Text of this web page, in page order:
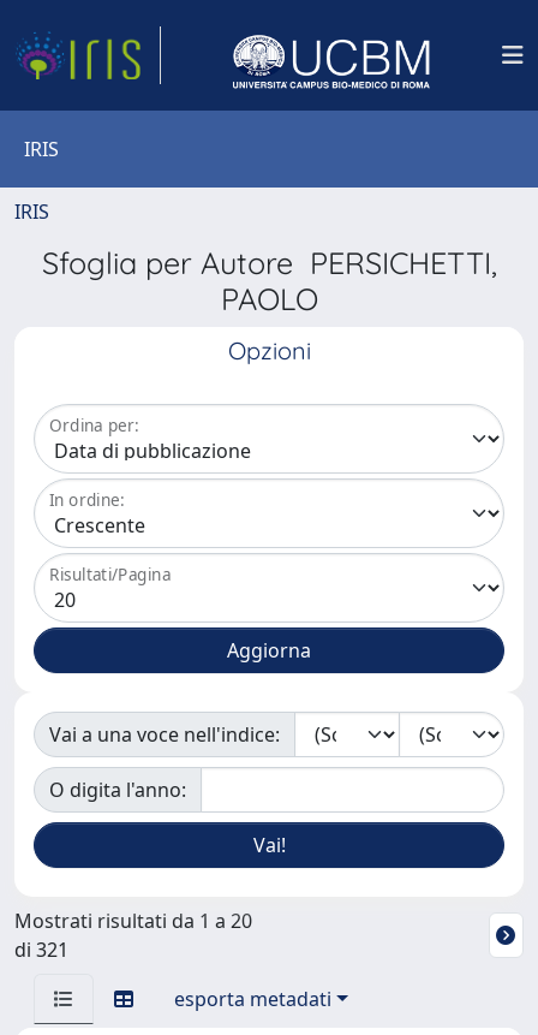
IRIS
IRIS
Sfoglia per Autore PERSICHETTI,
PAOLO
Opzioni
Ordina per:
In ordine:
Risultati/Pagina
Vai a una voce nell'indice:
O digita l'anno:
Mostrati risultati da 1 a 20
di 321
esporta metadati